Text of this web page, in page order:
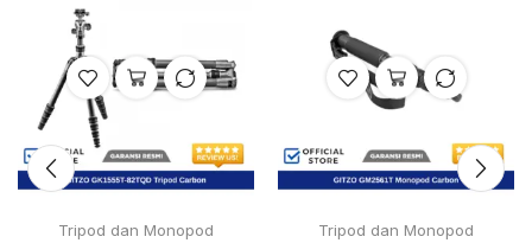
Tripod dan Monopod Tripod dan Monopod